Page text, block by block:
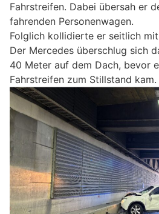
Fahrstreifen. Dabei übersah er
fahrenden Personenwagen.
Folglich kollidierte er seitlich
Der Mercedes überschlug sich
40 Meter auf dem Dach, bevor
Fahrstreifen zum Stillstand kam.